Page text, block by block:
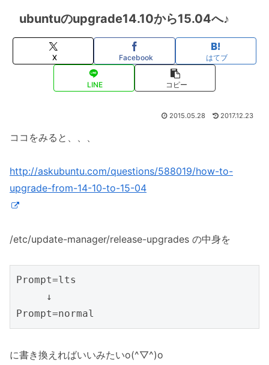
ubuntuのupgrade14.10から15.04へ♪
X Facebook はてブ
LINE コピー
2015.05.28 2017.12.23
ココをみると、、、
http://askubuntu.com/questions/588019/how-to-
upgrade-from-14-10-to-15-04
/etc/update-manager/release-upgrades の中身を
Prompt=lts
     ↓
に書き換えればいいみたいo(^▽^)o